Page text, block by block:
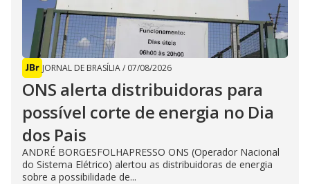
JORNAL DE BRASÍLIA/ 07/08/2026
ONS alerta distribuidoras para
possível corte de energia no Dia
dos Pais
ANDRÉ BORGESFOLHAPRESSO ONS (Operador Nacional
do Sistema Elétrico) alertou as distribuidoras de energia
sobre a possibilidade de...